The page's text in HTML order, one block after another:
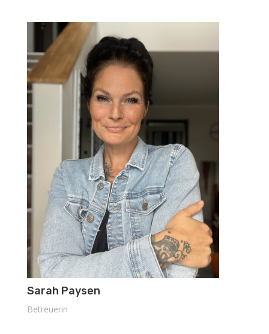
Sarah Paysen
Betreuerin